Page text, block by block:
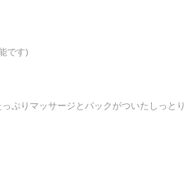
です)
ぷりマッサージとパックがついたしっとり